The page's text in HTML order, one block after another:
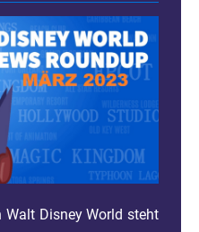
Walt Disney World steht